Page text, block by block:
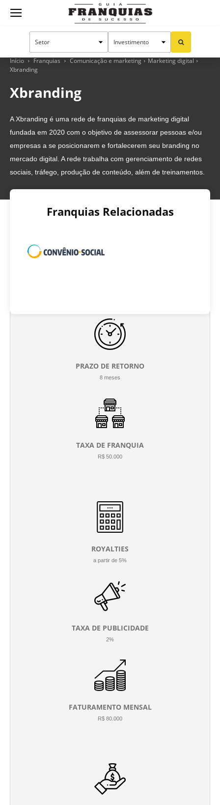
Guia
Franquias
Sucesso
Início Franquias Comunicação e marketing
Marketing digital
Xbranding
Xbranding
A Xbranding é uma rede de franquias de marketing digital
fundada em 2020 com o objetivo de assessorar pessoas e/ou
empresas a se posicionarem e fortalecerem seu branding no
mercado digital. A rede trabalha com gerenciamento de redes
sociais, tráfego, produção de conteúdo, além de treinamentos.
Franquias Relacionadas
PRAZO DE RETORNO
8 meses
TAXA DE FRANQUIA
R$ 50.000
ROYALTIES
a partir de 5%
TAXA DE PUBLICIDADE
2%
FATURAMENTO MENSAL
R$ 80.000